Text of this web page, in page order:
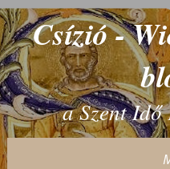
Csízió -
a Szent